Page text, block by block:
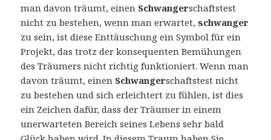
man davon träumt, einen Schwangerschaftstest
nicht zu bestehen, wenn man erwartet,schwanger
zu sein, ist diese Enttäuschung ein Symbol für ein
Projekt, das trotz der konsequenten Bemühungen
des Träumers nicht richtig funktioniert. Wenn man
davon träumt, einen Schwangerschaftstest nicht
zu bestehen und sich erleichtert zu fühlen, ist dies
ein Zeichen dafür, dass der Träumer in einem
unerwarteten Bereich seines Lebens sehr bald